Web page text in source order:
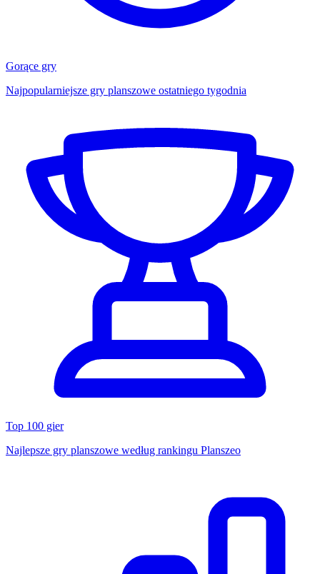
Gorące gry
Najpopularniejsze gry planszowe ostatniego tygodnia
Top 100 gier
Najlepsze gry planszowe według rankingu Planszeo